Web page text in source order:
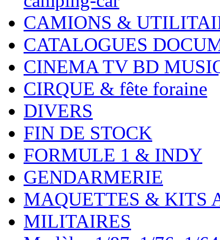
CAMIONS &
CATALOGUES
CINEMA TV BD
CIRQUE & fête foraine
DIVERS
FIN DE STOCK
FORMULE 1 & INDY
GENDARMERIE
MAQUETTES & KITS
MILITAIRES